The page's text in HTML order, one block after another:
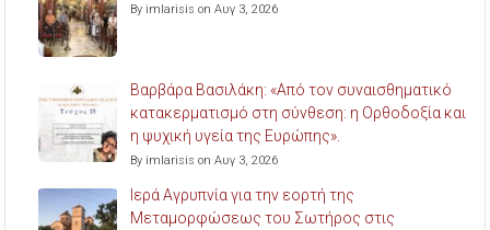
By imlarisis on Αυγ 3, 2026
Βαρβάρα Βασιλάκη: «Από τον συναισθηματικό
κατακερματισμό στη σύνθεση: η Ορθοδοξία και
η ψυχική υγεία της Ευρώπης».
By imlarisis on Αυγ 3, 2026
Ιερά Αγρυπνία για την εορτή της
Μεταμορφώσεως του Σωτήρος στις